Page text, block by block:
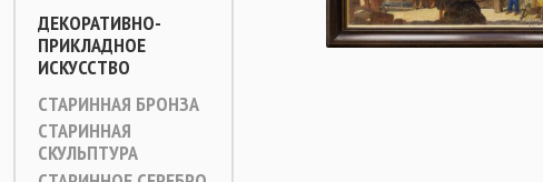
ДЕКОРАТИВНО-
ПРИКЛАДНОЕ
ИСКУССТВО
СТАРИННАЯ БРОНЗА
СТАРИННАЯ
СКУЛЬПТУРА